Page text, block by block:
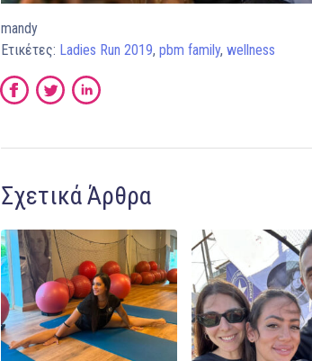
mandy
Ετικέτες: Ladies Run 2019, pbm family, wellness
Σχετικά Άρθρα